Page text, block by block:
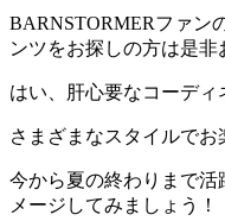
BARNSTORMERファン
ンツをお探しの方は是非
はい、肝心要なコーディ
さまざまなスタイルでお
今から夏の終わりまで活
メージしてみましょう！